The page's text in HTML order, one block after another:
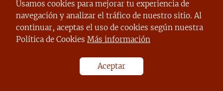
Usamos cookies para mejorar tu experiencia de
navegación y analizar el tráfico de nuestro sitio. Al
continuar, aceptas el uso de cookies según nuestra
Política de Cookies Más información
Aceptar